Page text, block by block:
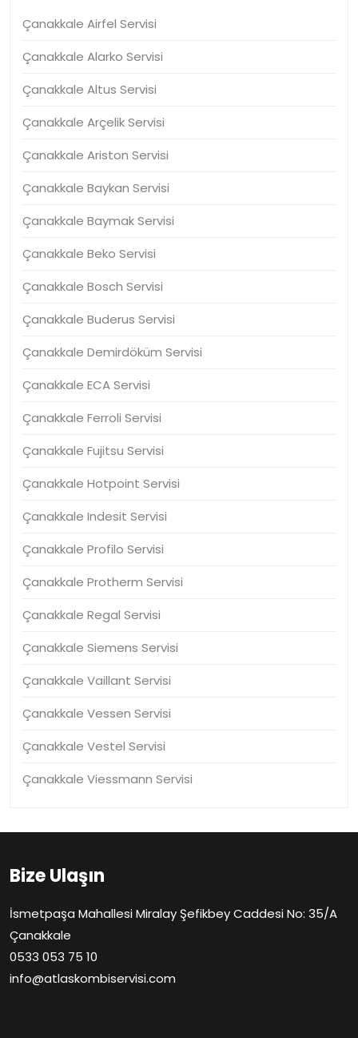
Çanakkale Airfel Servisi
Çanakkale Alarko Servisi
Çanakkale Altus Servisi
Çanakkale Arçelik Servisi
Çanakkale Ariston Servisi
Çanakkale Baykan Servisi
Çanakkale Baymak Servisi
Çanakkale Beko Servisi
Çanakkale Bosch Servisi
Çanakkale Buderus Servisi
Çanakkale Demirdöküm Servisi
Çanakkale ECA Servisi
Çanakkale Ferroli Servisi
Çanakkale Fujitsu Servisi
Çanakkale Hotpoint Servisi
Çanakkale Indesit Servisi
Çanakkale Profilo Servisi
Çanakkale Protherm Servisi
Çanakkale Regal Servisi
Çanakkale Siemens Servisi
Çanakkale Vaillant Servisi
Çanakkale Vessen Servisi
Çanakkale Vestel Servisi
Çanakkale Viessmann Servisi
Bize Ulaşın
İsmetpaşa Mahallesi Miralay Şefikbey Caddesi No: 35/A
Çanakkale
0533 053 75 10
info@atlaskombiservisi.com